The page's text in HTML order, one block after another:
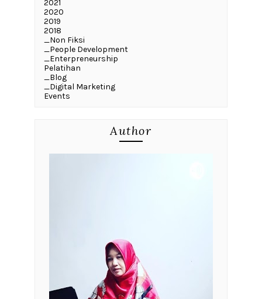
2021
2020
2019
2018
_Non Fiksi
_People Development
_Enterpreneurship
Pelatihan
_Blog
_Digital Marketing
Events
Author